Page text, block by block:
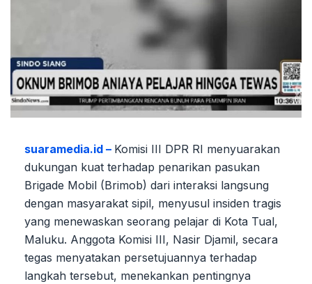
suaramedia.id – Komisi III DPR RI menyuarakan
dukungan kuat terhadap penarikan pasukan
Brigade Mobil (Brimob) dari interaksi langsung
dengan masyarakat sipil, menyusul insiden tragis
yang menewaskan seorang pelajar di Kota Tual,
Maluku. Anggota Komisi III, Nasir Djamil, secara
tegas menyatakan persetujuannya terhadap
langkah tersebut, menekankan pentingnya